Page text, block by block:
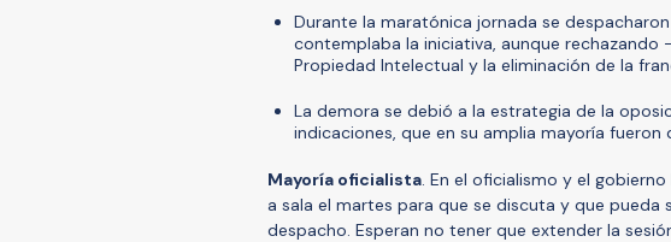
Durante la maratónica jornada se
contemplaba la iniciativa, aunque rechazando
Propiedad Intelectual y la eliminación de la
La demora se debió a la estrategia de la
indicaciones, que en su amplia mayoría fueron
Mayoría oficialista. En el oficialismo y el
a sala el martes para que se discuta y que
despacho. Esperan no tener que extender la